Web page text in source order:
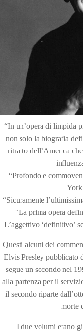
“In un’opera di limpida
non solo la biografia
ritratto dell’America
“Profondo e
“Sicuramente
“La prima opera
L’aggettivo ‘definitivo’
Questi alcuni dei
Elvis Presley pubblicato
segue un secondo nel
alla partenza per il
il secondo riparte
morte
I due volumi erano